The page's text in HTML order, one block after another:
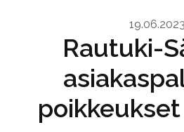
19.06.2023
Rautuki-
poikkeukset